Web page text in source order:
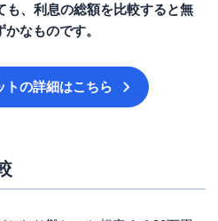
も、利息の総額を比較すると無
なものです。
トの詳細はこちら